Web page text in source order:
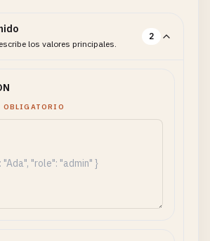
los valores principales.
2
OBLIGATORIO